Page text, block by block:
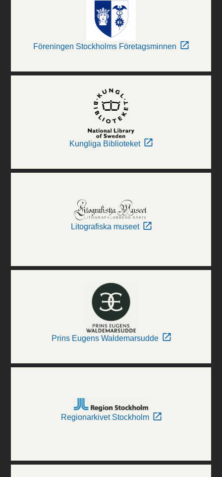
Föreningen Stockholms Företagsminnen
Kungliga Biblioteket
Litografiska museet
Prins Eugens Waldemarsudde
Regionarkivet Stockholm